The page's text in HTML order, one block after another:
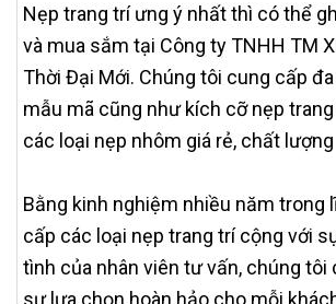
Nẹp trang trí ưng ý nhất thì có thể
và mua sắm tại Công ty TNHH TM
Thời Đại Mới. Chúng tôi cung cấp
mẫu mã cũng như kích cỡ nẹp
các loại nẹp nhôm giá rẻ, chất lượng
Bằng kinh nghiệm nhiều năm trong
cấp các loại nẹp trang trí cộng với
tình của nhân viên tư vấn, chúng tôi
sự lựa chọn hoàn hảo cho mỗi